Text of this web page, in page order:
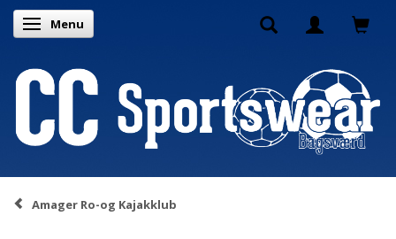
Skifte navigation
Menu
Amager Ro-og Kajakklub